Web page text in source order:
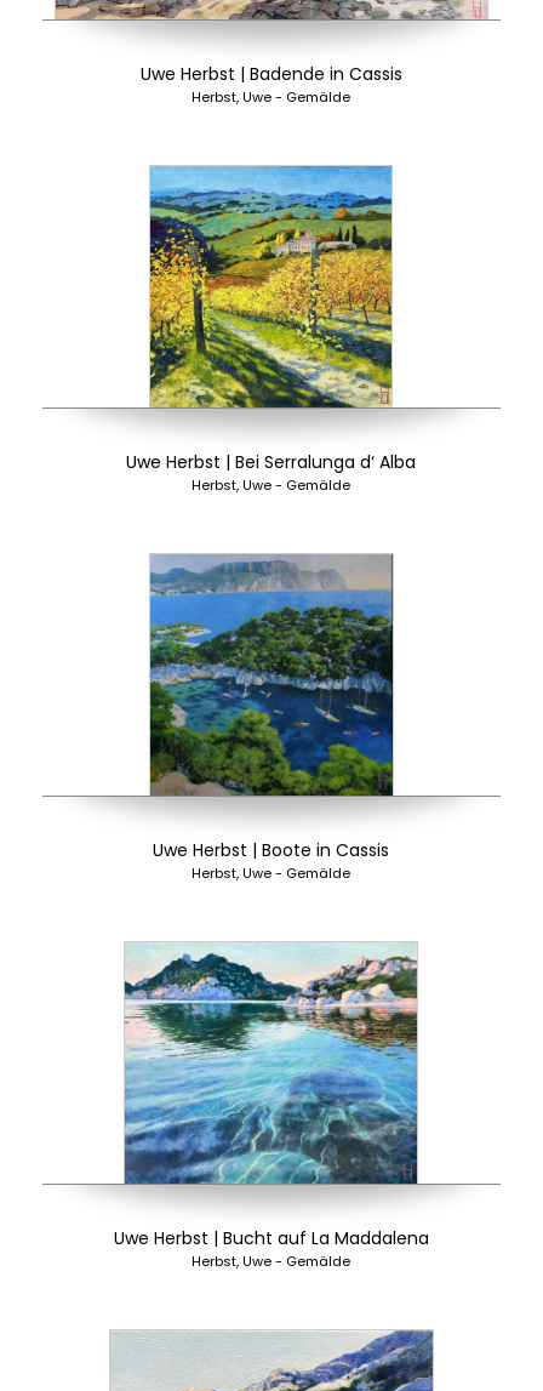
Uwe Herbst | Badende in Cassis
Herbst, Uwe - Gemälde
Uwe Herbst | Bei Serralunga d‘ Alba
Herbst, Uwe - Gemälde
Uwe Herbst | Boote in Cassis
Herbst, Uwe - Gemälde
Uwe Herbst | Bucht auf La Maddalena
Herbst, Uwe - Gemälde